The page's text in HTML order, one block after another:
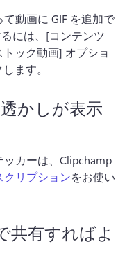
動画に GIF を追加で
には、[コンテンツ
ック動画] オプショ
ます。
かしが表示
ッカーは、Clipchamp
クリプションをお使い
共有すればよ